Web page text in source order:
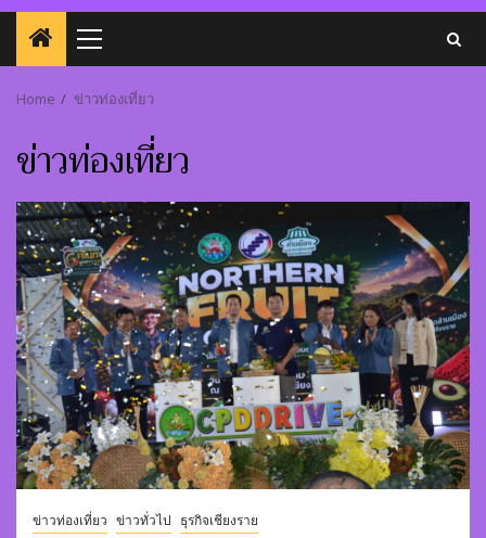
Primary
Home ข่าวท่องเที่ยว
ข่าวท่องเที่ยว
ข่าวท่องเที่ยว ข่าวทั่วไป ธุรกิจเชียงราย